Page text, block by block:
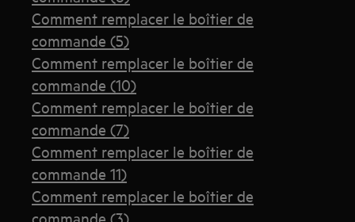
Comment remplacer le boîtier de
commande (5)
Comment remplacer le boîtier de
commande (10)
Comment remplacer le boîtier de
commande (7)
Comment remplacer le boîtier de
commande 11)
Comment remplacer le boîtier de
commande (3)